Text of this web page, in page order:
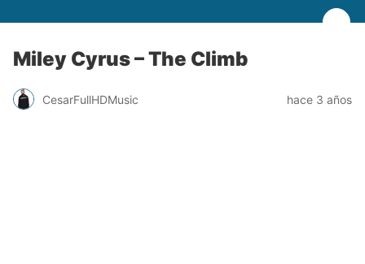
Miley Cyrus – The Climb
CesarFullHDMusic hace 3 años